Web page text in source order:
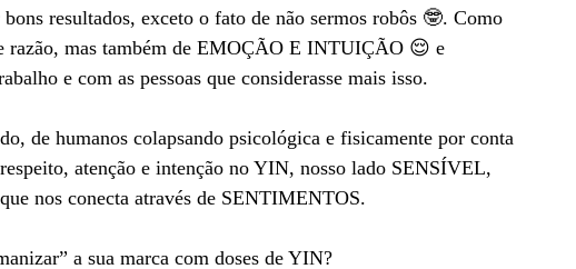
resultados, exceto o fato de não sermos robôs 🤓. Como
razão, mas também de EMOÇÃO E INTUIÇÃO 😌 e
e com as pessoas que considerasse mais isso.
de humanos colapsando psicológica e fisicamente por conta
atenção e intenção no YIN, nosso lado SENSÍVEL,
nos conecta através de SENTIMENTOS.
a sua marca com doses de YIN?